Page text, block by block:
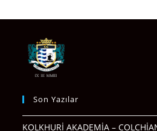
Son Yazılar
KOLKHURİ AKADEMİA –